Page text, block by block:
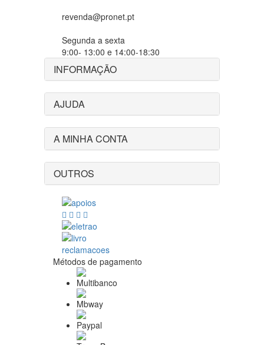
revenda@pronet.pt
Segunda a sexta
9:00- 13:00 e 14:00-18:30
INFORMAÇÃO
AJUDA
A MINHA CONTA
OUTROS
Métodos de pagamento